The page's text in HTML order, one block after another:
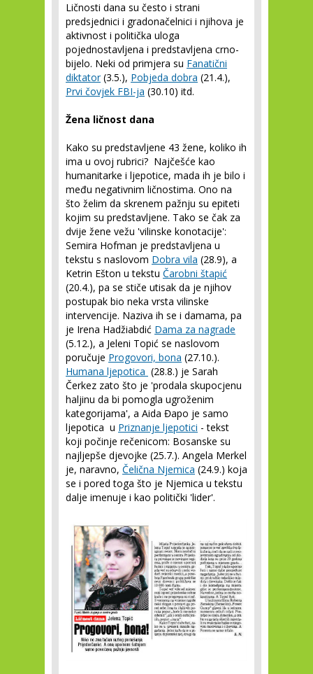
Ličnosti dana su često i strani
predsjednici i gradonačelnici i njihova je
aktivnost i politička uloga
pojednostavljena i predstavljena crno-
bijelo. Neki od primjera su Fanatični
diktator(3.5.), Pobjeda dobra (21.4.),
Prvi čovjek FBI-ja (30.10) itd.
Žena ličnost dana
Kako su predstavljene 43 žene, koliko ih
ima u ovoj rubrici? Najčešće kao
humanitarke i ljepotice, mada ih je bilo i
među negativnim ličnostima. Ono na
što želim da skrenem pažnju su epiteti
kojim su predstavljene. Tako se čak za
dvije žene vežu 'vilinske konotacije':
Semira Hofman je predstavljena u
tekstu s naslovom Dobra vila (28.9), a
Ketrin Ešton u tekstu Čarobni štapić
(20.4.), pa se stiče utisak da je njihov
postupak bio neka vrsta vilinske
intervencije. Naziva ih se i damama, pa
je Irena Hadžiabdić Dama za nagrade
(5.12.), a Jeleni Topić se naslovom
poručuje Progovori, bona (27.10.).
Humana ljepotica (28.8.) je Sarah
Čerkez zato što je 'prodala skupocjenu
haljinu da bi pomogla ugroženim
kategorijama', a Aida Đapo je samo
ljepotica u Priznanje ljepotici - tekst
koji počinje rečenicom: Bosanske su
najljepše djevojke (25.7.). Angela Merkel
je, naravno, Čelična Njemica (24.9.) koja
se i pored toga što je Njemica u tekstu
dalje imenuje i kao politički 'lider'.